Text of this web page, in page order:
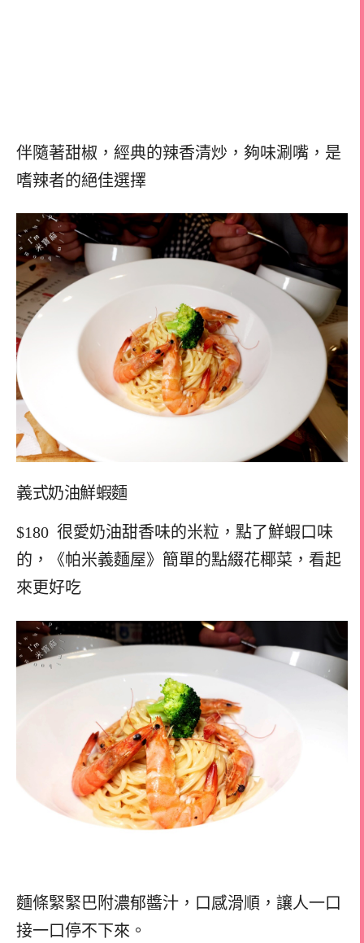
伴隨著甜椒，經典的辣香清炒，夠味涮嘴，是
嗜辣者的絕佳選擇
義式奶油鮮蝦麵
$180 很愛奶油甜香味的米粒，點了鮮蝦口味
的，《帕米義麵屋》簡單的點綴花椰菜，看起
來更好吃
麵條緊緊巴附濃郁醬汁，口感滑順，讓人一口
接一口停不下來。